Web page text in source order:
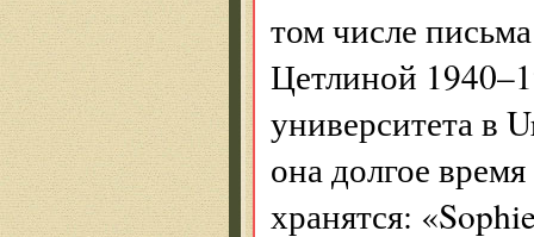
том числе
Цетлиной
университета в
она долгое
хранятся: